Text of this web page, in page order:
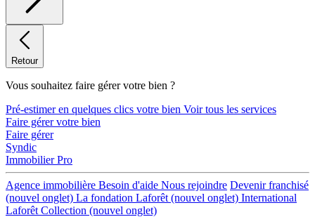
Retour
Vous souhaitez faire gérer votre bien ?
Pré-estimer en quelques clics votre bien Voir tous les services
Faire gérer votre bien
Faire gérer
Syndic
Immobilier Pro
Agence immobilière Besoin d'aide Nous rejoindre Devenir franchisé
(nouvel onglet) La fondation Laforêt (nouvel onglet) International
Laforêt Collection (nouvel onglet)